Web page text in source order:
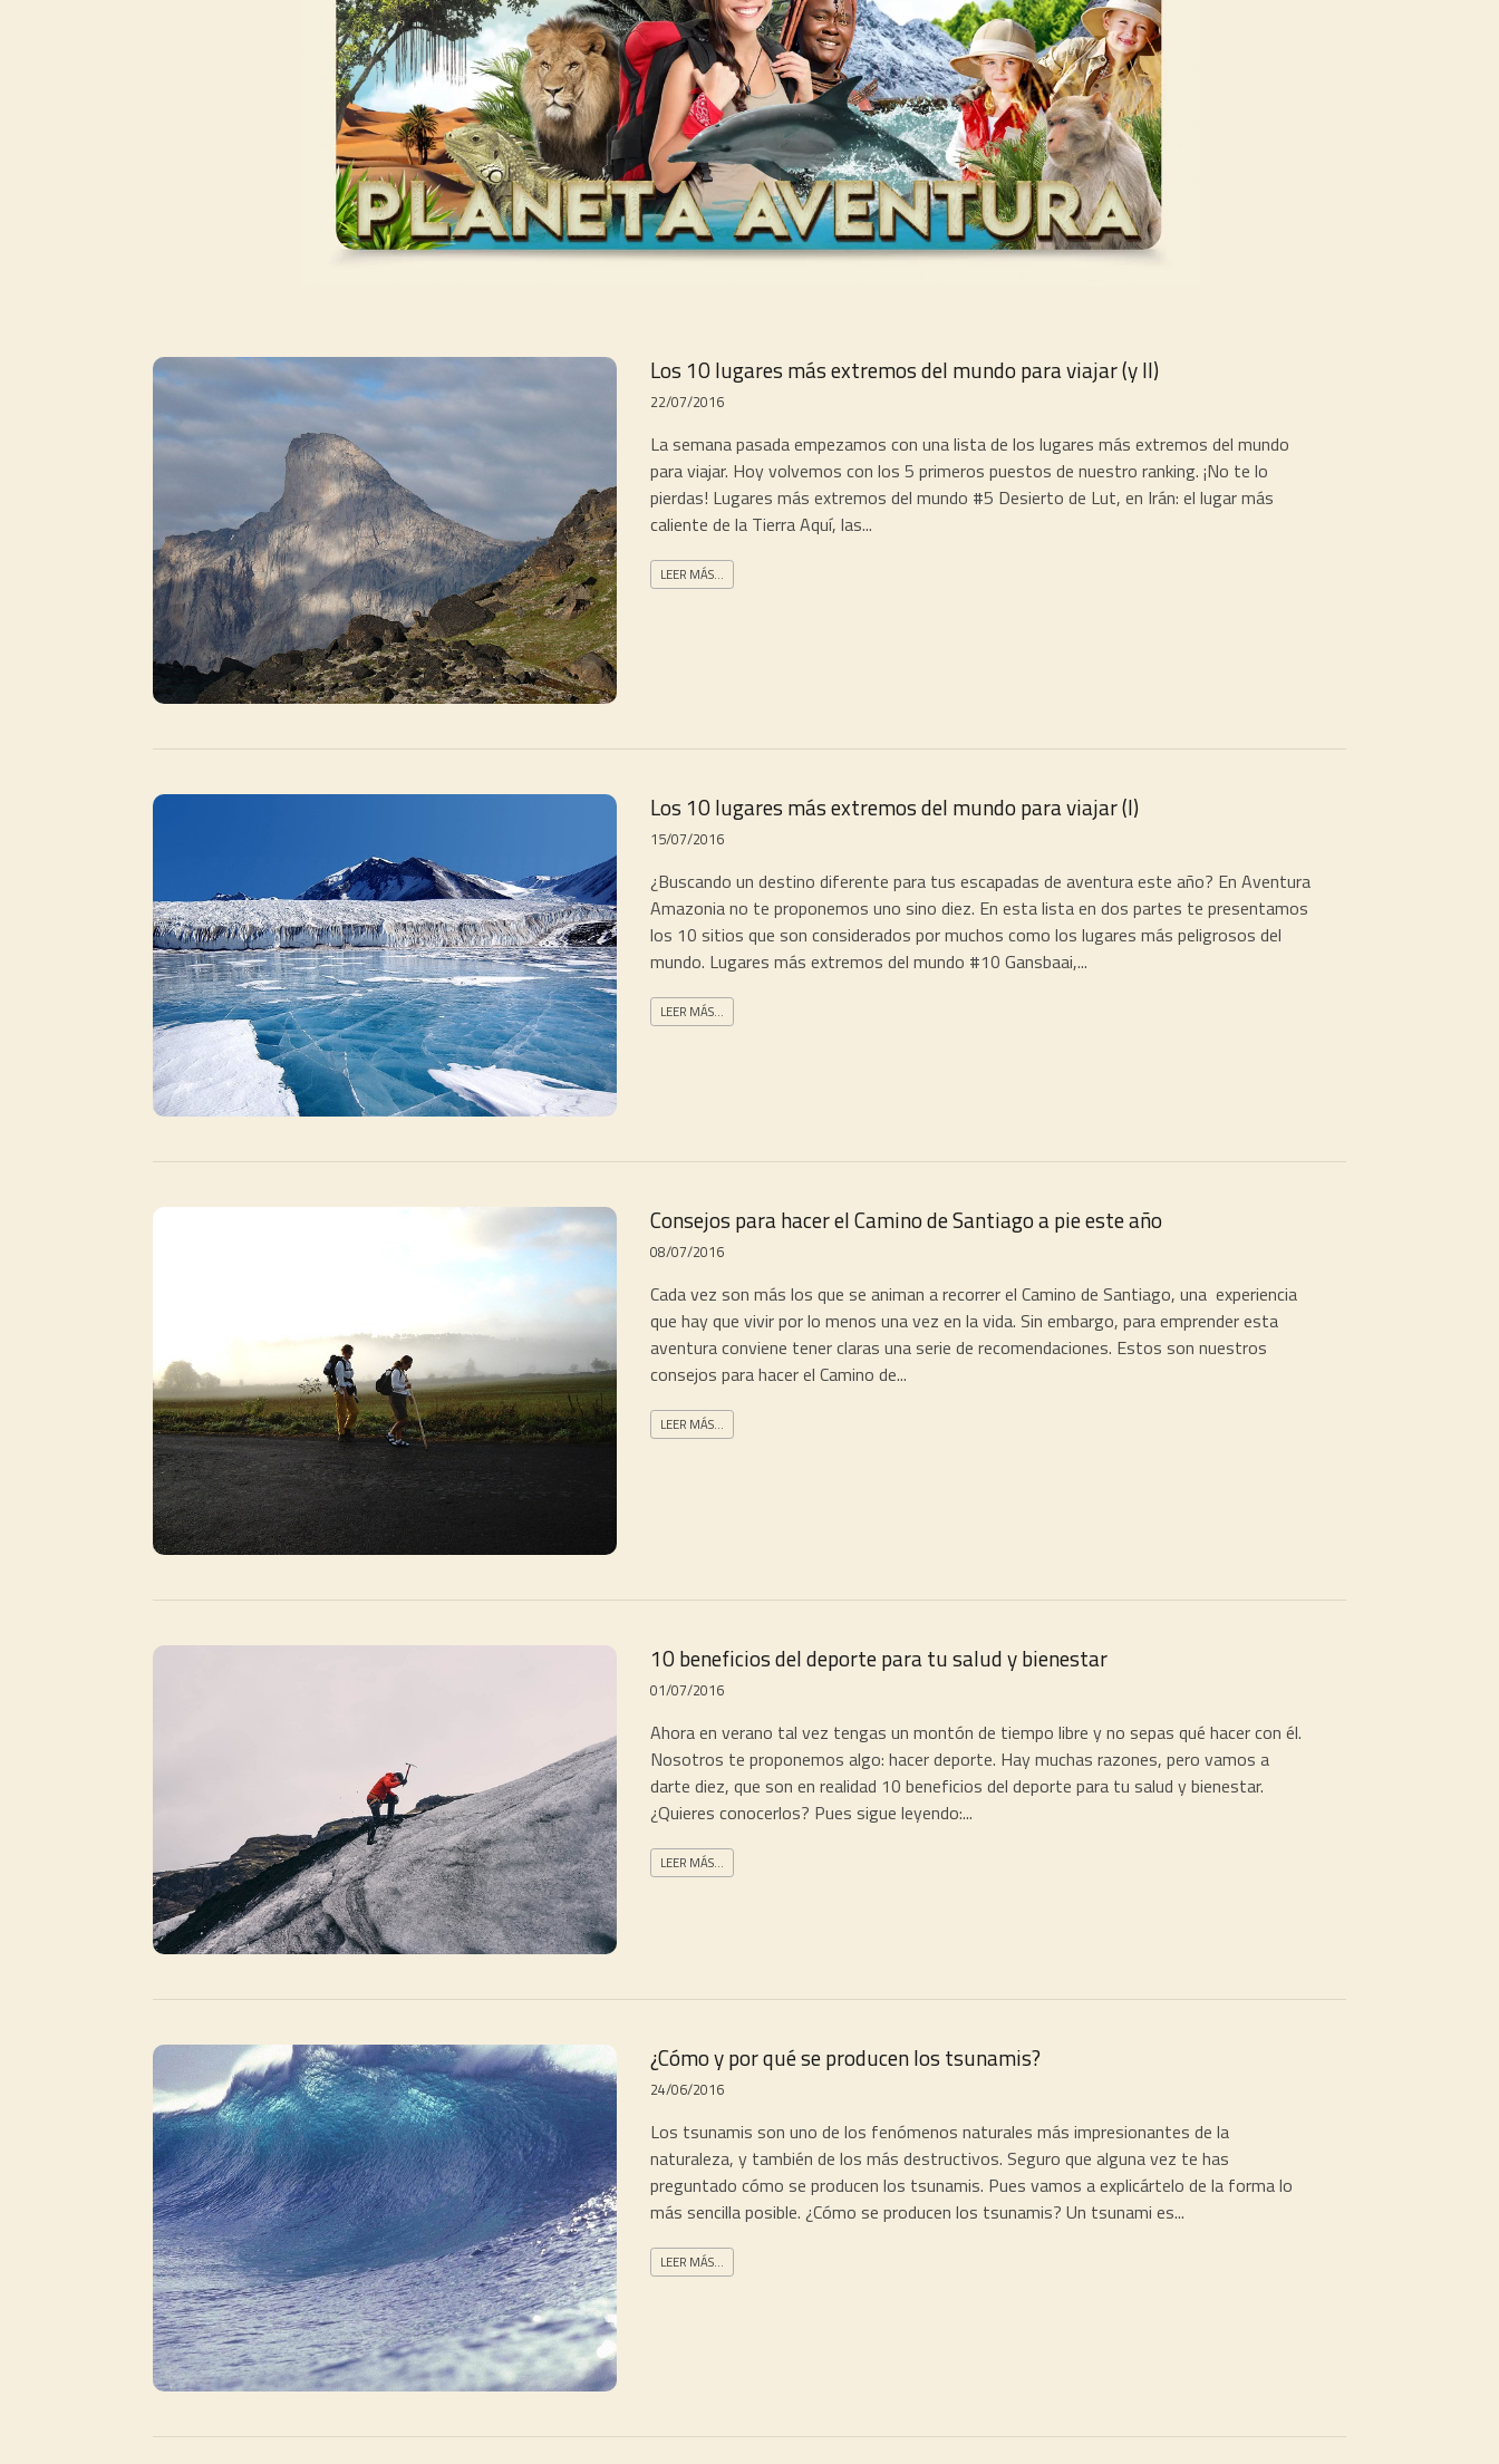
Los 10 lugares más extremos del mundo para viajar (y II)
22/07/2016
La semana pasada empezamos con una lista de los lugares más extremos del mundo
para viajar. Hoy volvemos con los 5 primeros puestos de nuestro ranking. ¡No te lo
pierdas! Lugares más extremos del mundo #5 Desierto de Lut, en Irán: el lugar más
caliente de la Tierra Aquí, las...
LEER MÁS...
Los 10 lugares más extremos del mundo para viajar (I)
15/07/2016
¿Buscando un destino diferente para tus escapadas de aventura este año? En Aventura
Amazonia no te proponemos uno sino diez. En esta lista en dos partes te presentamos
los 10 sitios que son considerados por muchos como los lugares más peligrosos del
mundo. Lugares más extremos del mundo #10 Gansbaai,...
LEER MÁS...
Consejos para hacer el Camino de Santiago a pie este año
08/07/2016
Cada vez son más los que se animan a recorrer el Camino de Santiago, una experiencia
que hay que vivir por lo menos una vez en la vida. Sin embargo, para emprender esta
aventura conviene tener claras una serie de recomendaciones. Estos son nuestros
consejos para hacer el Camino de...
LEER MÁS...
10 beneficios del deporte para tu salud y bienestar
01/07/2016
Ahora en verano tal vez tengas un montón de tiempo libre y no sepas qué hacer con él.
Nosotros te proponemos algo: hacer deporte. Hay muchas razones, pero vamos a
darte diez, que son en realidad 10 beneficios del deporte para tu salud y bienestar.
¿Quieres conocerlos? Pues sigue leyendo:...
LEER MÁS...
¿Cómo y por qué se producen los tsunamis?
24/06/2016
Los tsunamis son uno de los fenómenos naturales más impresionantes de la
naturaleza, y también de los más destructivos. Seguro que alguna vez te has
preguntado cómo se producen los tsunamis. Pues vamos a explicártelo de la forma lo
más sencilla posible. ¿Cómo se producen los tsunamis? Un tsunami es...
LEER MÁS...